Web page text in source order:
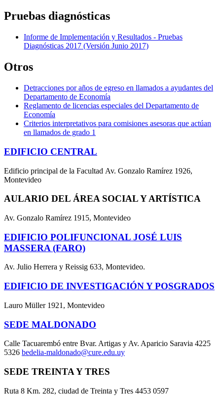
Pruebas diagnósticas
Informe de Implementación y Resultados - Pruebas
Diagnósticas 2017 (Versión Junio 2017)
Otros
Detracciones por años de egreso en llamados a ayudantes del
Departamento de Economía
Reglamento de licencias especiales del Departamento de
Economía
Criterios interpretativos para comisiones asesoras que actúan
en llamados de grado 1
EDIFICIO CENTRAL
Edificio principal de la Facultad Av. Gonzalo Ramírez 1926,
Montevideo
AULARIO DEL ÁREA SOCIAL Y ARTÍSTICA
Av. Gonzalo Ramírez 1915, Montevideo
EDIFICIO POLIFUNCIONAL JOSÉ LUIS
MASSERA (FARO)
Av. Julio Herrera y Reissig 633, Montevideo.
EDIFICIO DE INVESTIGACIÓN Y POSGRADOS
Lauro Müller 1921, Montevideo
SEDE MALDONADO
Calle Tacuarembó entre Bvar. Artigas y Av. Aparicio Saravia 4225
5326 bedelia-maldonado@cure.edu.uy
SEDE TREINTA Y TRES
Ruta 8 Km. 282, ciudad de Treinta y Tres 4453 0597